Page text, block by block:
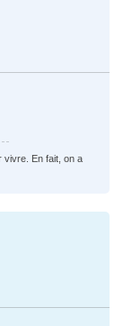
vivre. En fait, on a